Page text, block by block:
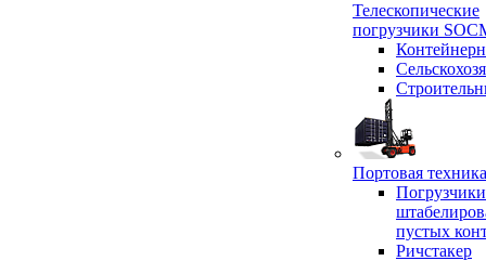
Телескопические
погрузчики
Портовая
пустых
Ричстакер